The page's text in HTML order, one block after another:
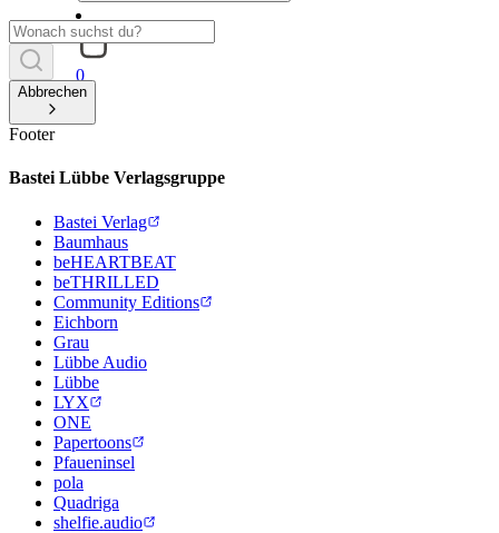
0
Abbrechen
Footer
Bastei Lübbe Verlagsgruppe
Bastei Verlag
Baumhaus
beHEARTBEAT
beTHRILLED
Community Editions
Eichborn
Grau
Lübbe Audio
Lübbe
LYX
ONE
Papertoons
Pfaueninsel
pola
Quadriga
shelfie.audio